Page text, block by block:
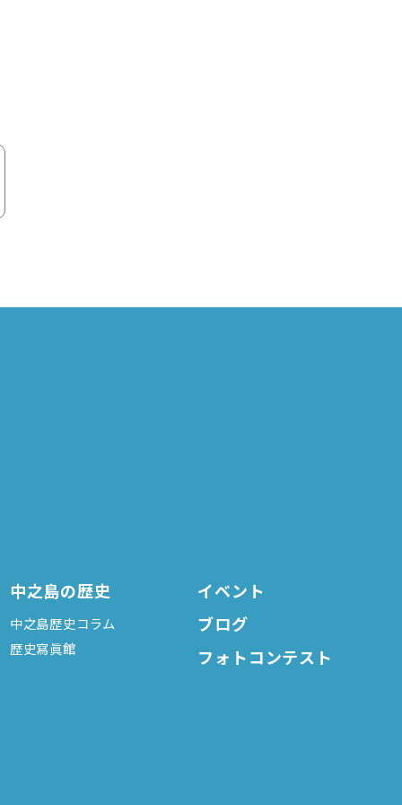
中之島の歴史
中之島歴史コラム
歴史寫眞館
イベント
ブログ
フォトコンテスト